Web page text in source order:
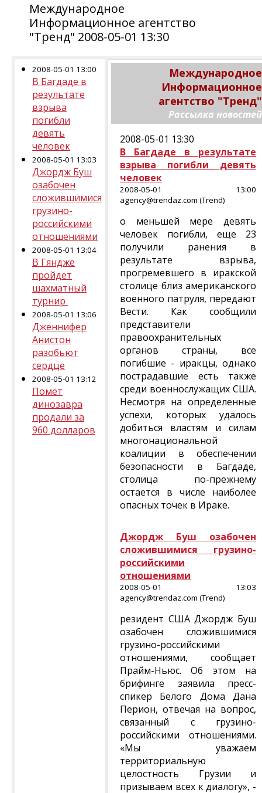
Международное
Информационное агентство
"Тренд" 2008-05-01 13:30
2008-05-01 13:00
В Багдаде в
результате
взрыва
погибли
девять
человек
2008-05-01 13:03
Джордж Буш
озабочен
сложившимися
грузино-
российскими
отношениями
2008-05-01 13:04
В Гяндже
пройдет
шахматный
турнир
2008-05-01 13:06
Дженнифер
Анистон
разобьют
сердце
2008-05-01 13:12
Помёт
динозавра
продали за
960 долларов
Международное
Информационное
агентство "Тренд"
Рассылка новостей
2008-05-01 13:30
В Багдаде в результате
взрыва погибли девять
человек
2008-05-01 13:00
agency@trendaz.com (Trend)
о меньшей мере девять
человек погибли, еще 23
получили ранения в
результате взрыва,
прогремевшего в иракской
столице близ американского
военного патруля, передают
Вести. Как сообщили
представители
правоохранительных
органов страны, все
погибшие - иракцы, однако
пострадавшие есть также
среди военнослужащих США.
Несмотря на определенные
успехи, которых удалось
добиться властям и силам
многонациональной
коалиции в обеспечении
безопасности в Багдаде,
столица по-прежнему
остается в числе наиболее
опасных точек в Ираке.
Джордж Буш озабочен
сложившимися грузино-
российскими
отношениями
2008-05-01 13:03
agency@trendaz.com (Trend)
резидент США Джордж Буш
озабочен сложившимися
грузино-российскими
отношениями, сообщает
Прайм-Ньюс. Об этом на
брифинге заявила пресс-
спикер Белого Дома Дана
Перион, отвечая на вопрос,
связанный с грузино-
российскими отношениями.
«Мы уважаем
территориальную
целостность Грузии и
призываем всех к диалогу», -